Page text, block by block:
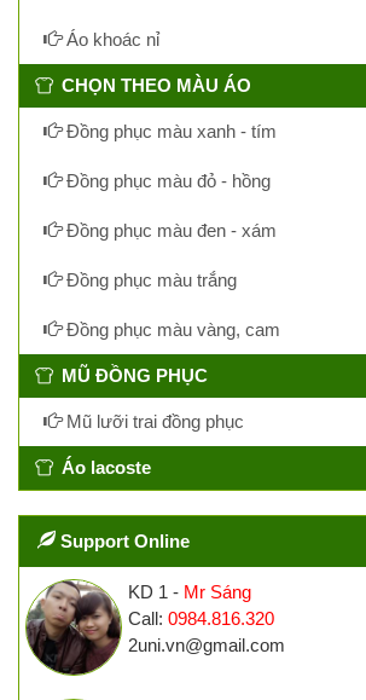
Áo khoác nỉ
CHỌN THEO MÀU ÁO
Đồng phục màu xanh - tím
Đồng phục màu đỏ - hồng
Đồng phục màu đen - xám
Đồng phục màu trắng
Đồng phục màu vàng, cam
MŨ ĐỒNG PHỤC
Mũ lưỡi trai đồng phục
Áo lacoste
Support Online
KD 1 - Mr Sáng
Call: 0984.816.320
2uni.vn@gmail.com